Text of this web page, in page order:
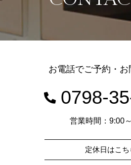
お電話でご予約・
0798-
営業時間：9:00
定休日はこち